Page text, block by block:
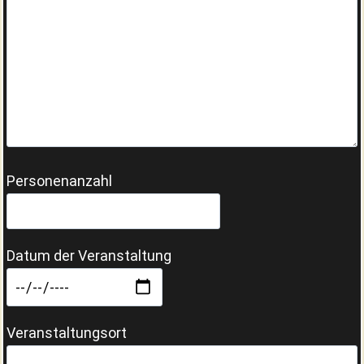
Personenanzahl
Datum der Veranstaltung
Veranstaltungsort